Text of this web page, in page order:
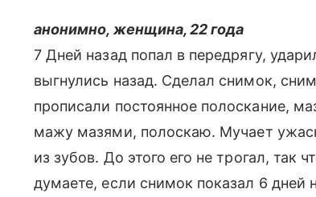
анонимно, женщина, 22 года
7 Дней назад попал в передрягу,
выгнулись назад. Сделал снимок,
прописали постоянное полоскание,
мажу мазями, полоскаю. Мучает
из зубов. До этого его не трогал, так
думаете, если снимок показал 6 дней